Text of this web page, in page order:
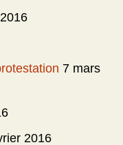
7 mars
2016